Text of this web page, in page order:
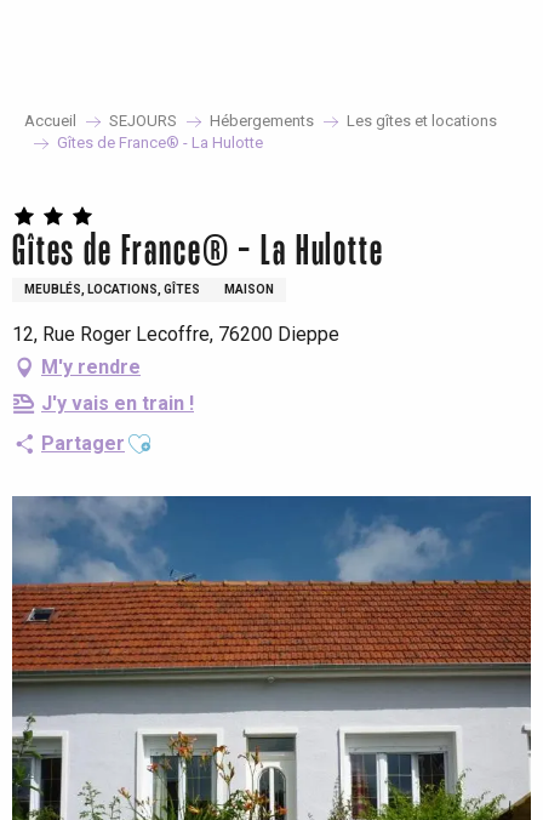
Accueil SEJOURS Hébergements
Les gîtes et locations
Gîtes de France® - La Hulotte
Gîtes de France® - La Hulotte
MEUBLÉS, LOCATIONS, GÎTES MAISON
12, Rue Roger Lecoffre, 76200 Dieppe
M'y rendre
J'y vais en train !
Partager Ajouter aux favoris